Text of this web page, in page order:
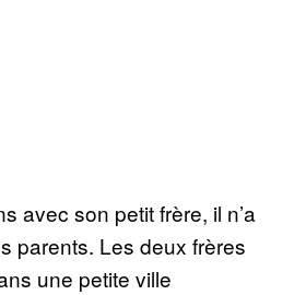
avec son petit frère, il n’a
parents. Les deux frères
une petite ville